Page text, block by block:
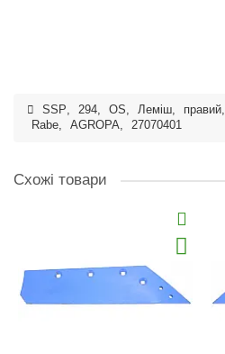
SSP, 294, OS, Леміш, правий,
Rabe, AGROPA, 27070401
Схожі товари